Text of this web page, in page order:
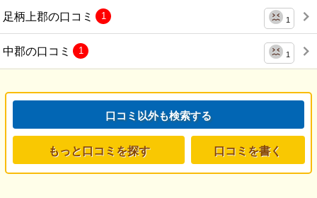
足柄上郡の口コミ 1
1
中郡の口コミ 1
1
口コミ以外も検索する
もっと口コミを探す 口コミを書く